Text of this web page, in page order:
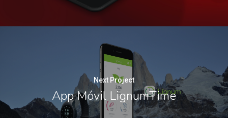
Next Project
App Móvil LignumTime